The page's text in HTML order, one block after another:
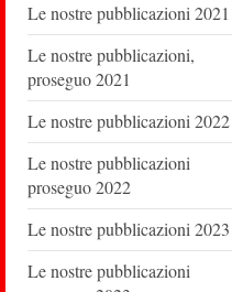
Le nostre pubblicazioni 2021
Le nostre pubblicazioni,
proseguo 2021
Le nostre pubblicazioni 2022
Le nostre pubblicazioni
proseguo 2022
Le nostre pubblicazioni 2023
Le nostre pubblicazioni